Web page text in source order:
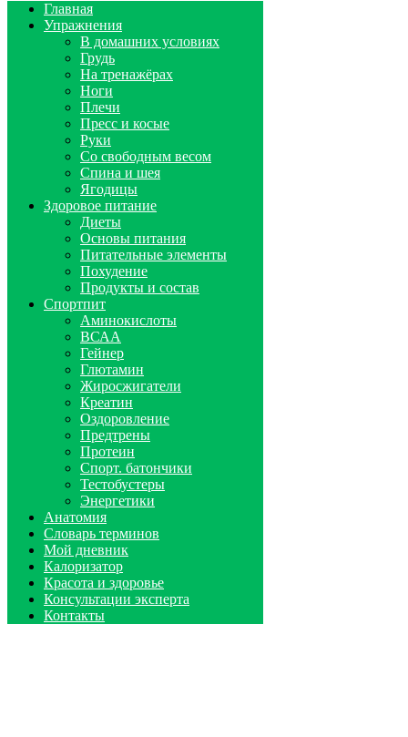
Главная
Упражнения
В домашних условиях
Грудь
На тренажёрах
Ноги
Плечи
Пресс и косые
Руки
Со свободным весом
Спина и шея
Ягодицы
Здоровое питание
Диеты
Основы питания
Питательные элементы
Похудение
Продукты и состав
Спортпит
Аминокислоты
ВСАА
Гейнер
Глютамин
Жиросжигатели
Креатин
Оздоровление
Предтрены
Протеин
Спорт. батончики
Тестобустеры
Энергетики
Анатомия
Словарь терминов
Мой дневник
Калоризатор
Красота и здоровье
Консультации эксперта
Контакты